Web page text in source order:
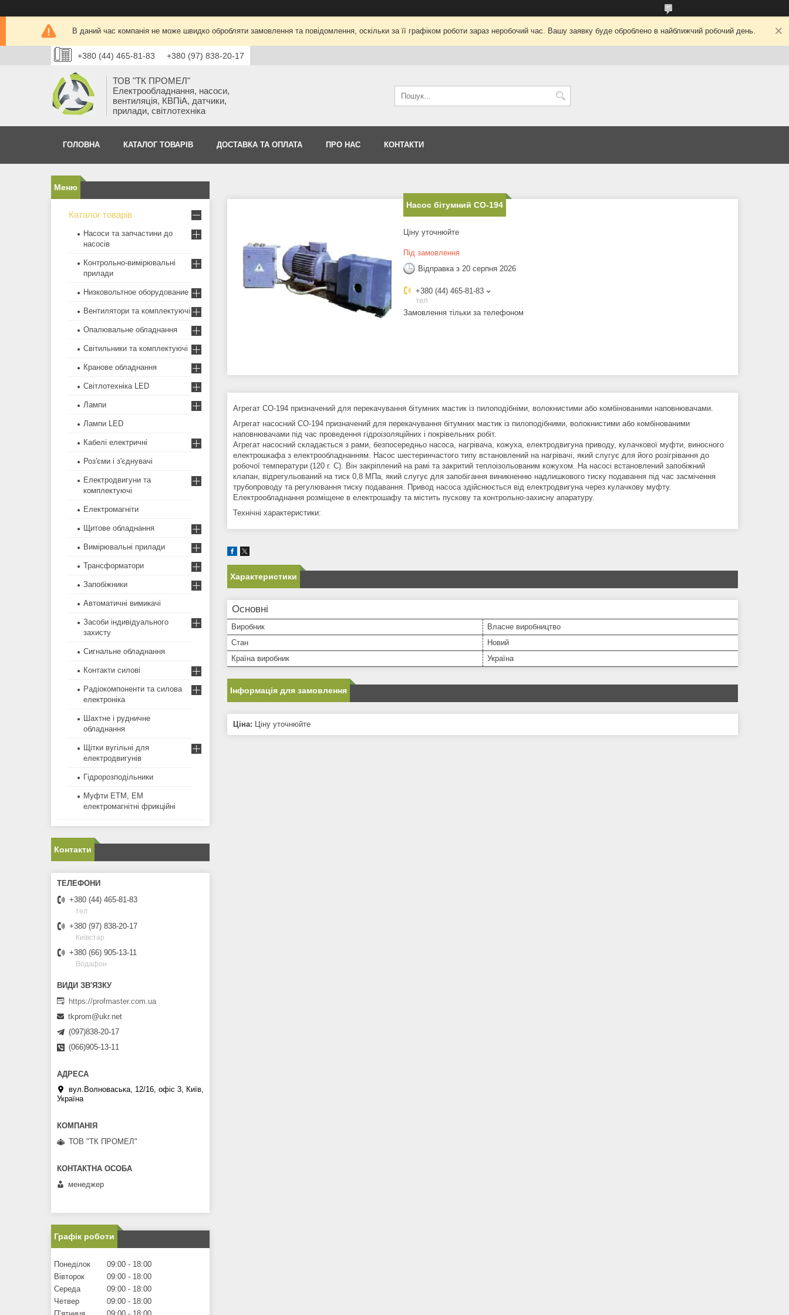
В даний час компанія не може швидко обробляти замовлення та повідомлення, оскільки за її графіком роботи зараз неробочий час. Вашу заявку буде оброблено в найближчий робочий день.
+380 (44) 465-81-83 +380 (97) 838-20-17
ТОВ "ТК ПРОМЕЛ"
Електрообладнання, насоси,
вентиляція, КВПіА, датчики,
прилади, світлотехніка
ГОЛОВНА КАТАЛОГ ТОВАРІВ ДОСТАВКА ТА ОПЛАТА ПРО НАС КОНТАКТИ
Насос бітумний СО-194
Ціну уточнюйте
Під замовлення
Відправка з 20 серпня 2026
+380 (44) 465-81-83
тел
Замовлення тільки за телефоном
Агрегат СО-194 призначений для перекачування бітумних мастик із пилоподібніми, волокнистими або комбінованими наповнювачами.
Агрегат насосний СО-194 призначений для перекачування бітумних мастик із пилоподібними, волокнистими або комбінованими
наповнювачами під час проведення гідроізоляційних і покрівельних робіт.
Агрегат насосний складається з рами, безпосередньо насоса, нагрівача, кожуха, електродвигуна приводу, кулачкової муфти, виносного
електрошкафа з електрообладнанням. Насос шестеринчастого типу встановлений на нагрівачі, який слугує для його розігрівання до
робочої температури (120 г. С). Він закріплений на рамі та закритий теплоізольованим кожухом. На насосі встановлений запобіжний
клапан, відрегульований на тиск 0,8 МПа, який слугує для запобігання виникненню надлишкового тиску подавання під час засмічення
трубопроводу та регулювання тиску подавання. Привод насоса здійснюється від електродвигуна через кулачкову муфту.
Електрообладнання розміщене в електрошафу та містить пускову та контрольно-захисну апаратуру.
Технічні характеристики:
Характеристики
Основні
Виробник
Власне виробництво
Стан
Новий
Країна виробник
Україна
Інформація для замовлення
Ціна: Ціну уточнюйте
Каталог товарів
Насоси та запчастини до
насосів
Контрольно-вимірювальні
прилади
Низковольтное оборудование
Вентилятори та комплектуючі
Опалювальне обладнання
Світильники та комплектуючі
Кранове обладнання
Світлотехніка LED
Лампи
Лампи LED
Кабелі електричні
Роз'єми і з'єднувачі
Електродвигуни та
комплектуючі
Електромагніти
Щитове обладнання
Вимірювальні прилади
Трансформатори
Запобіжники
Автоматичні вимикачі
Засоби індивідуального
захисту
Сигнальне обладнання
Контакти силові
Радіокомпоненти та силова
електроніка
Шахтне і рудничне
обладнання
Щітки вугільні для
електродвигунів
Гідророзподільники
Муфти ЕТМ, ЕМ
електромагнітні фрикційні
Контакти
+380 (44) 465-81-83
тел
+380 (97) 838-20-17
Київстар
+380 (66) 905-13-11
Водафон
https://profmaster.com.ua
tkprom@ukr.net
(097)838-20-17
(066)905-13-11
вул.Волноваська, 12/16, офіс 3, Київ,
Україна
ТОВ "ТК ПРОМЕЛ"
менеджер
Графік роботи
Понеділок 09:00
18:00
Вівторок
09:00
18:00
Середа
09:00
18:00
Четвер
09:00
18:00